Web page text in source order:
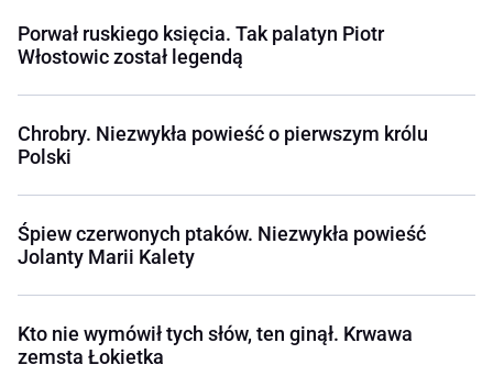
Porwał ruskiego księcia. Tak palatyn Piotr
Włostowic został legendą
Chrobry. Niezwykła powieść o pierwszym królu
Polski
Śpiew czerwonych ptaków. Niezwykła powieść
Jolanty Marii Kalety
Kto nie wymówił tych słów, ten ginął. Krwawa
zemsta Łokietka